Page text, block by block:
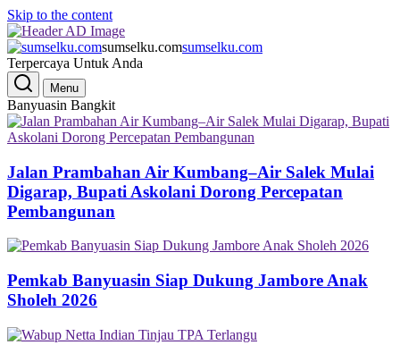
Skip to the content
sumselku.comsumselku.com
Terpercaya Untuk Anda
Menu
Banyuasin Bangkit
Jalan Prambahan Air Kumbang–Air Salek Mulai
Digarap, Bupati Askolani Dorong Percepatan
Pembangunan
Pemkab Banyuasin Siap Dukung Jambore Anak
Sholeh 2026